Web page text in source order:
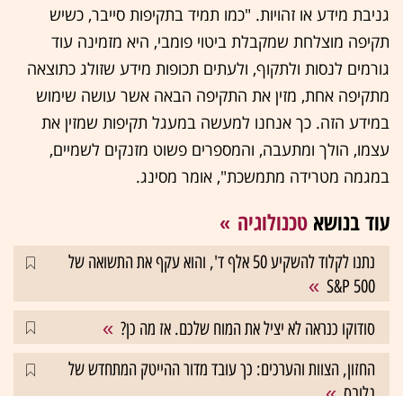
גניבת מידע או זהויות. "כמו תמיד בתקיפות סייבר, כשיש
תקיפה מוצלחת שמקבלת ביטוי פומבי, היא מזמינה עוד
גורמים לנסות ולתקוף, ולעתים תכופות מידע שזולג כתוצאה
מתקיפה אחת, מזין את התקיפה הבאה אשר עושה שימוש
במידע הזה. כך אנחנו למעשה במעגל תקיפות שמזין את
עצמו, הולך ומתעבה, והמספרים פשוט מזנקים לשמיים,
במגמה מטרידה מתמשכת", אומר מסינג.
עוד בנושא טכנולוגיה
נתנו לקלוד להשקיע 50 אלף ד', והוא עקף את התשואה של
S&P 500
סודוקו כנראה לא יציל את המוח שלכם. אז מה כן?
החזון, הצוות והערכים: כך עובד מדור ההייטק המתחדש של